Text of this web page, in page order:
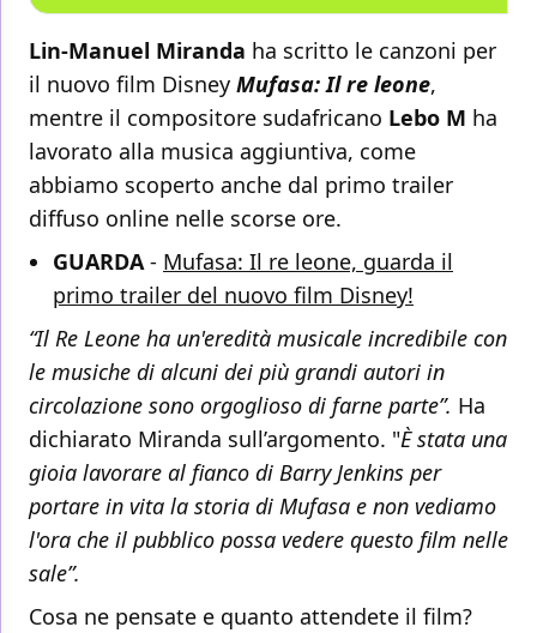
Lin-Manuel Miranda ha scritto le canzoni per
il nuovo film Disney Mufasa: Il re leone,
mentre il compositore sudafricano Lebo M ha
lavorato alla musica aggiuntiva, come
abbiamo scoperto anche dal primo trailer
diffuso online nelle scorse ore.
GUARDA- Mufasa: Il re leone, guarda il
primo trailer del nuovo film Disney!
“Il Re Leone ha un'eredità musicale incredibile con
le musiche di alcuni dei più grandi autori in
circolazione sono orgoglioso di farne parte”. Ha
dichiarato Miranda sull’argomento. "È stata una
gioia lavorare al fianco di Barry Jenkins per
portare in vita la storia di Mufasa e non vediamo
l'ora che il pubblico possa vedere questo film nelle
sale”.
Cosa ne pensate e quanto attendete il film?